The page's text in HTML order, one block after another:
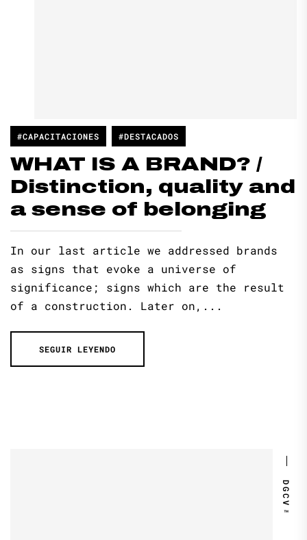
#CAPACITACIONES #DESTACADOS
WHAT IS A BRAND? /
Distinction, quality and
a sense of belonging
In our last article we addressed brands
as signs that evoke a universe of
significance; signs which are the result
of a construction. Later on,...
SEGUIR LEYENDO
DGCV™